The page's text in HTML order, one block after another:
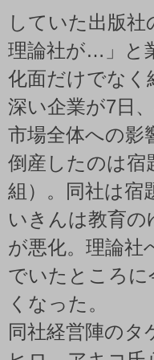
していた出版
理論社が…」と
化面だけでなく
深い企業が7日
市場全体への影
倒産したのは宿
組）。同社は宿
いきんは教育の
が悪化。理論社
でいたところに
くなった。
同社経営陣の